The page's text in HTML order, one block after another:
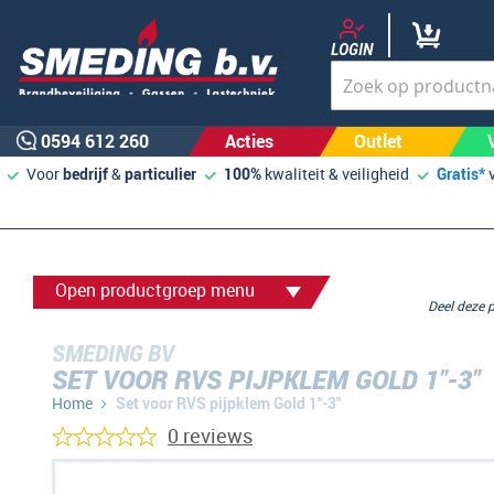
LOGIN
0594 612 260 Acties Outlet
Voorbedrijf&particulier 100% kwaliteit & veiligheid Gratis*
Open productgroep menu
SMEDING BV
SET VOOR RVS PIJPKLEM GOLD 1"-3"
Home Set voor RVS pijpklem Gold 1"-3"
Deel
0 reviews
Ga